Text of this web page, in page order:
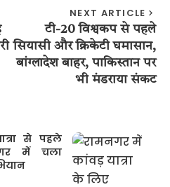
NEXT ARTICLE
टी-20 विश्वकप से पहले
सियासी और क्रिकेटी घमासान,
बांग्लादेश बाहर, पाकिस्तान पर
भी मंडराया संकट
से पहले
में चला